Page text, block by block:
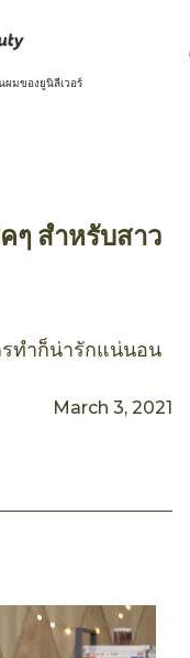
มของยูนิลีเวอร์
ๆ สำหรับสาว
ทำก็น่ารักแน่นอน
March 3, 2021